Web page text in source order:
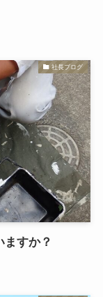
社長ブログ
すか？